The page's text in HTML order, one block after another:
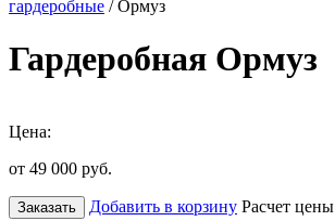
гардеробные / Ормуз
Гардеробная Ормуз
Цена:
от 49 000 руб.
Заказать Добавить в корзину Расчет цены